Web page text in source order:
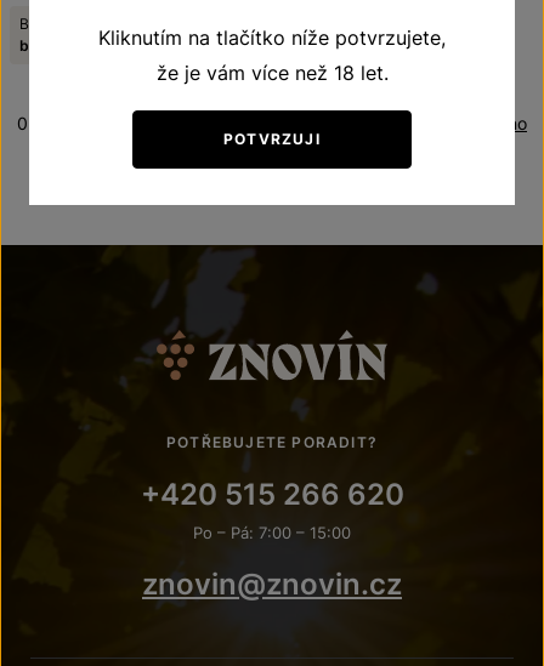
Barva:
bílé
moravské zemské víno
U Lipky
Zrušit filtry
Oceněno
0 produktů
POTŘEBUJETE PORADIT?
+420 515 266 620
Po – Pá: 7:00 – 15:00
znovin@znovin.cz
Kliknutím na tlačítko níže potvrzujete,
že je vám více než 18 let.
POTVRZUJI